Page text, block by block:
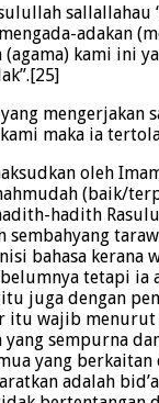
sallallahau
adakan
kami ini
mengerjakan
maka ia
oleh
(baik/
hadith
sembahyang
bahasa kerana
tetapi ia
juga dengan
itu wajib menurut
sempurna
yang
adalah